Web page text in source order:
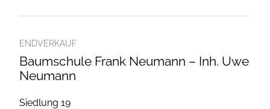
ENDVERKAUF
Baumschule Frank Neumann – Inh. Uwe
Neumann
Siedlung 19